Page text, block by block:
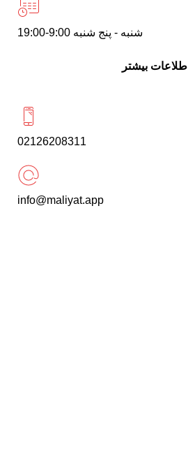
شنبه - پنج شنبه 9:00-19:00
اطلاعات بیشتر
02126208311
info@maliyat.app